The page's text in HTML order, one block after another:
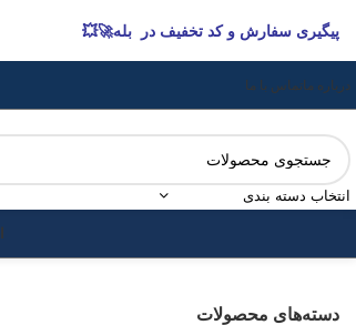
درباره ماتماس با ما
انتخاب دسته بندی
دسته‌های محصولات
پیگیری سفارش و کد تخفیف در بله🚀💥